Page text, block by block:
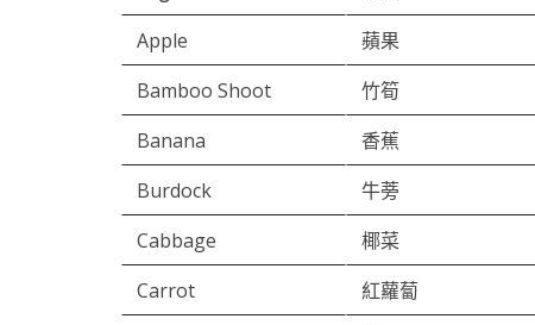
Apple
蘋果
Bamboo Shoot
竹筍
Banana
香蕉
Burdock
牛蒡
Cabbage
椰菜
Carrot
紅蘿蔔